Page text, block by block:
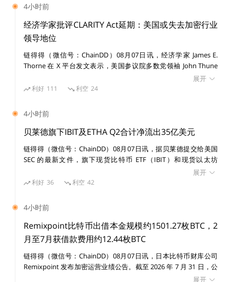
上构建DAO通证，「不得不说，SmartBCH创建通证是真
的快。」创建完成后，他计划一个不留，「做个实验」，
空投分发给社群成员，后续由大家决策DAO的使用和功
能。群里开始不断甩出地址，参与这场实验。
起初收集的近百个地址中，每个都被分发了10亿DAO，
AO开始「阳光普照」，空投数量无规律地逐渐减少为1
亿、5000万、1000万……变成「见着有份，数量随
空投的过程中，不断有社区成员在收集地址；有人开始在
SmartBCH链上的DEX 里为DAO创建与其他链上代币兑
他人则为DAO构建了电报和Discard讨论群组，社区内部
热闹而积极。
由于DAO自发地被构建在SmartBCH的流动性池里，它开
4小时前
经济学家批评CLARITY Act延期：美国或失去加密行业
领导地位
链得得（微信号：ChainDD）08月07日讯，经济学家 James E.
Thorne 在 X 平台发文表示，美国参议院多数党领袖 John Thune
将《CLARITY Act》投票推迟至 9 月，意味着反对创新的进步派阵
营再次占了上风。 Thorne 认为，推迟释放出的信号是维护现有利
要。法案继续拖延，执法则填补本应由法律覆盖的空白，最终结果
可能是美国无法在加密行业中取得领导地位。创新将流向海外，而
全球其他地区在更清晰的监管制度下继续推进，美国自己的创新体
展开
利好 111 利空 24
4小时前
贝莱德旗下IBIT及ETHA Q2合计净流出35亿美元
链得得（微信号：ChainDD）08月07日讯，据贝莱德提交给美国
SEC 的最新文件，旗下现货比特币 ETF（IBIT）和现货以太坊
ETF（ETHA）2026 年第二季度合计录得约 35 亿美元资本份额净流
出，而上年同期为 139 亿美元净流入，同比出现约 174 亿美元反
亿美元。此外，IBIT 第二季度共有 106,148 枚 BTC、ETHA 共有
770,839 枚 ETH 被用于 ETF 份额赎回。
展开
利好 36 利空 42
4小时前
Remixpoint比特币出借本金规模约1501.27枚BTC，2
月至7月获借款费用约12.44枚BTC
链得得（微信号：ChainDD）08月07日讯，日本比特币财库公司
Remixpoint 发布加密运营业绩公告。截至 2026 年 7 月 31 日，公
司比特币出借本金规模约 1501.27 枚 BTC，2 月至 7 月期间累计获
展开